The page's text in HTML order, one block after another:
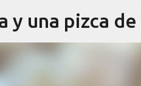
y una pizca